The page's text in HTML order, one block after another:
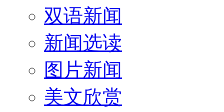
双语新闻
新闻选读
图片新闻
美文欣赏